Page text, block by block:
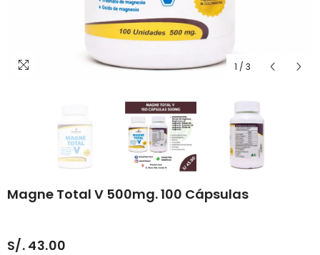
1 / 3
Magne Total V 500mg. 100 Cápsulas
S/. 43.00